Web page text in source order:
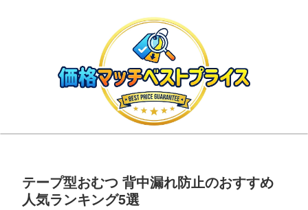
テープ型おむつ 背中漏れ防止のおすすめ
人気ランキング5選